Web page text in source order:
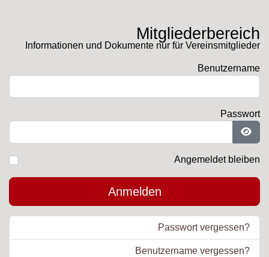
Mitgliederbereich
Informationen und Dokumente nur für Vereinsmitglieder
Benutzername
Passwort
Angemeldet bleiben
Anmelden
Passwort vergessen?
Benutzername vergessen?